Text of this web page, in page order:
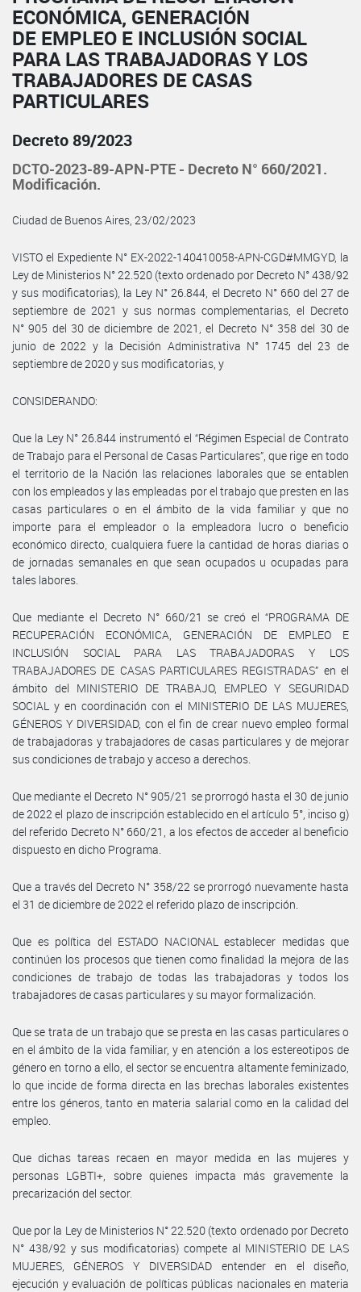
ECONÓMICA, GENERACIÓN
DE EMPLEO E INCLUSIÓN SOCIAL
PARA LAS TRABAJADORAS Y LOS
TRABAJADORES DE CASAS
PARTICULARES
Decreto 89/2023
DCTO-2023-89-APN-PTE - Decreto N° 660/2021.
Modificación.
Ciudad de Buenos Aires, 23/02/2023
VISTO el Expediente N° EX-2022-140410058-APN-CGD#MMGYD, la
Ley de Ministerios N° 22.520 (texto ordenado por Decreto N° 438/92
y sus modificatorias), la Ley N° 26.844, el Decreto N° 660 del 27 de
septiembre de 2021 y sus normas complementarias, el Decreto
N° 905 del 30 de diciembre de 2021, el Decreto N° 358 del 30 de
junio de 2022 y la Decisión Administrativa N° 1745 del 23 de
septiembre de 2020 y sus modificatorias, y
CONSIDERANDO:
Que la Ley N° 26.844 instrumentó el “Régimen Especial de Contrato
de Trabajo para el Personal de Casas Particulares”, que rige en todo
el territorio de la Nación las relaciones laborales que se entablen
con los empleados y las empleadas por el trabajo que presten en las
casas particulares o en el ámbito de la vida familiar y que no
importe para el empleador o la empleadora lucro o beneficio
económico directo, cualquiera fuere la cantidad de horas diarias o
de jornadas semanales en que sean ocupados u ocupadas para
tales labores.
Que mediante el Decreto N° 660/21 se creó el “PROGRAMA DE
RECUPERACIÓN ECONÓMICA, GENERACIÓN DE EMPLEO E
INCLUSIÓN SOCIAL PARA LAS TRABAJADORAS Y LOS
TRABAJADORES DE CASAS PARTICULARES REGISTRADAS” en el
ámbito del MINISTERIO DE TRABAJO, EMPLEO Y SEGURIDAD
SOCIAL y en coordinación con el MINISTERIO DE LAS MUJERES,
GÉNEROS Y DIVERSIDAD, con el fin de crear nuevo empleo formal
de trabajadoras y trabajadores de casas particulares y de mejorar
sus condiciones de trabajo y acceso a derechos.
Que mediante el Decreto N° 905/21 se prorrogó hasta el 30 de junio
de 2022 el plazo de inscripción establecido en el artículo 5°, inciso g)
del referido Decreto N° 660/21, a los efectos de acceder al beneficio
dispuesto en dicho Programa.
Que a través del Decreto N° 358/22 se prorrogó nuevamente hasta
el 31 de diciembre de 2022 el referido plazo de inscripción.
Que es política del ESTADO NACIONAL establecer medidas que
continúen los procesos que tienen como finalidad la mejora de las
condiciones de trabajo de todas las trabajadoras y todos los
trabajadores de casas particulares y su mayor formalización.
Que se trata de un trabajo que se presta en las casas particulares o
en el ámbito de la vida familiar, y en atención a los estereotipos de
género en torno a ello, el sector se encuentra altamente feminizado,
lo que incide de forma directa en las brechas laborales existentes
entre los géneros, tanto en materia salarial como en la calidad del
empleo.
Que dichas tareas recaen en mayor medida en las mujeres y
personas LGBTI+, sobre quienes impacta más gravemente la
precarización del sector.
Que por la Ley de Ministerios N° 22.520 (texto ordenado por Decreto
N° 438/92 y sus modificatorias) compete al MINISTERIO DE LAS
MUJERES, GÉNEROS Y DIVERSIDAD entender en el diseño,
ejecución y evaluación de políticas públicas nacionales en materia